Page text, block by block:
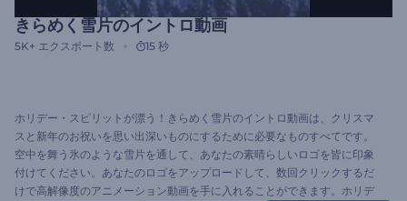
きらめく雪片のイントロ動画
5K+ エクスポート数 15 秒
ホリデー・スピリットが漂う！きらめく雪片のイントロ動画は、クリスマ
スと新年のお祝いを思い出深いものにするために必要なものすべてです。
空中を舞う氷のような雪片を通して、あなたの素晴らしいロゴを皆に印象
付けてください。あなたのロゴをアップロードして、数回クリックするだ
けで高解像度のアニメーション動画を手に入れることができます。ホリデ